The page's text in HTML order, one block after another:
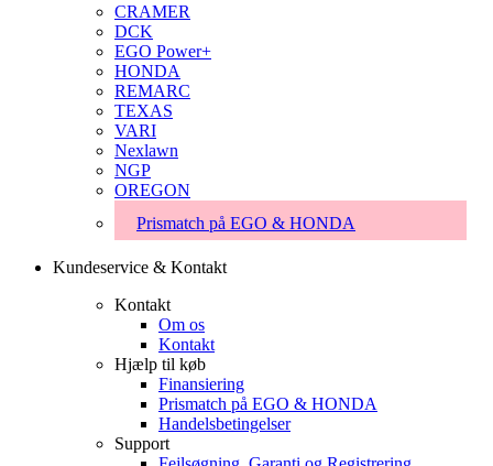
CRAMER
DCK
EGO Power+
HONDA
REMARC
TEXAS
VARI
Nexlawn
NGP
OREGON
Prismatch på EGO & HONDA
Kundeservice & Kontakt
Kontakt
Om os
Kontakt
Hjælp til køb
Finansiering
Prismatch på EGO & HONDA
Handelsbetingelser
Support